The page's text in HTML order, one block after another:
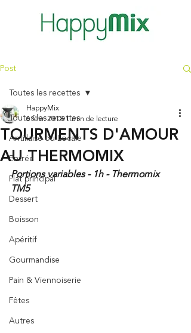
Post
Toutes les recettes
Antillaise ou Locale
Entrée
Plat principal
Dessert
Boisson
Apéritif
Gourmandise
Pain & Viennoiserie
Fêtes
Autres
Toutes les recettes
TOURMENTS D'AMOUR
AU THERMOMIX
HappyMix
6 févr. 2018 1 min de lecture
Portions variables - 1h - Thermomix
TM5